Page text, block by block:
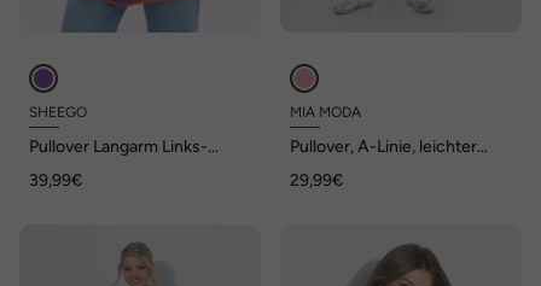
SHEEGO
Pullover Langarm Links-
39,99€
MIA MODA
Pullover, A-Linie, leichter
29,99€